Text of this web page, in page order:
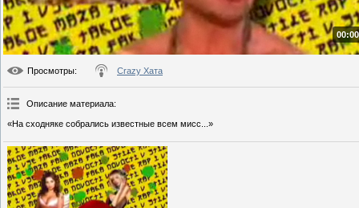
Просмотры: Crazy Хата
Описание материала:
«На сходняке собрались известные всем мисс...»